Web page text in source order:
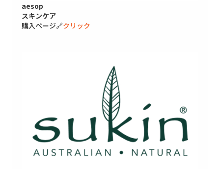
aesop
スキンケア
購入ページ🔗クリック